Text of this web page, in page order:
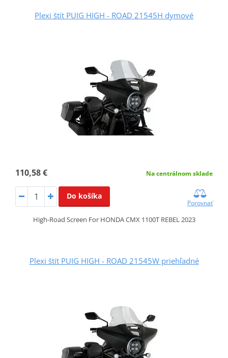
Plexi štít PUIG HIGH - ROAD 21545H dymové
110,58 € Na centrálnom sklade
Do košíka
Porovnať
High-Road Screen For HONDA CMX 1100T REBEL 2023
Plexi štít PUIG HIGH - ROAD 21545W priehľadné